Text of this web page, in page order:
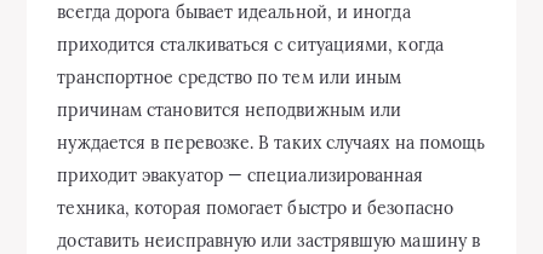
всегда дорога бывает идеальной, и иногда
приходится сталкиваться с ситуациями, когда
транспортное средство по тем или иным
причинам становится неподвижным или
нуждается в перевозке. В таких случаях на помощь
приходит эвакуатор — специализированная
техника, которая помогает быстро и безопасно
доставить неисправную или застрявшую машину в